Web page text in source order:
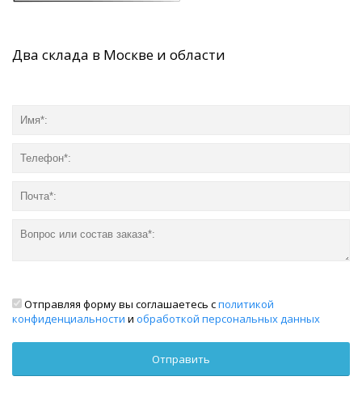
Два склада в Москве и области
Отправляя форму вы соглашаетесь сполитикой
конфиденциальности и обработкой персональных данных